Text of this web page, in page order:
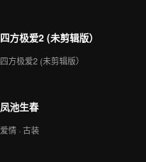
四方极爱2 (未剪辑版）
四方极爱2 (未剪辑版）
凤池生春
爱情 · 古装